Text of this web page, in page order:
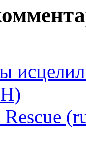
Rescue